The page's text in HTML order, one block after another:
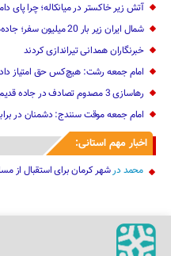
آتش زیر خاکستر در میانکاله؛ چرا پای
شمال ایران زیر بار 20 میلیون سفر؛ جاده‌هایی که دیگر نفس نمی‌کشند!
خبرنگاران همدانی تیراندازی کردند
امام جمعه رشت: هیچ‌کس حق امتیاز دادن
رهاسازی 3 مصدوم تصادف در جاده قدیم زنجان – تبریز
امام جمعه موقت سنندج: دشمنان در
اخبار مهم استانی:
محمد درشهر کرمان برای استقبال از